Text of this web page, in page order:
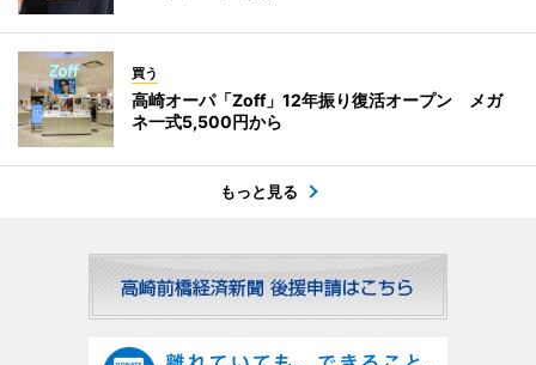
買う
高崎オーパ「Zoff」12年振り復活オープン メガ
ネ一式5,500円から
もっと見る